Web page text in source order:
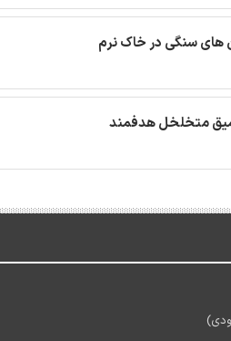
های سنگی در خاک نرم
عمیق متخلخل هدفمند